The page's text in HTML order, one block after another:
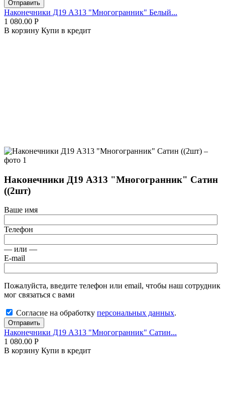
Отправить
Наконечники Д19 А313 "Многогранник" Белый...
1 080.00 Р
В корзину Купи в кредит
Наконечники Д19 А313 "Многогранник" Сатин
((2шт)
Ваше имя
Телефон
— или —
E-mail
Пожалуйста, введите телефон или email, чтобы наш сотрудник
мог связаться с вами
Согласие на обработку персональных данных.
Отправить
Наконечники Д19 А313 "Многогранник" Сатин...
1 080.00 Р
В корзину Купи в кредит